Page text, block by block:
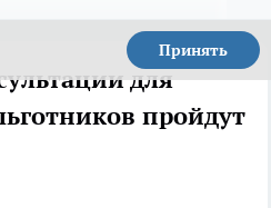
Принять
для
пройдут